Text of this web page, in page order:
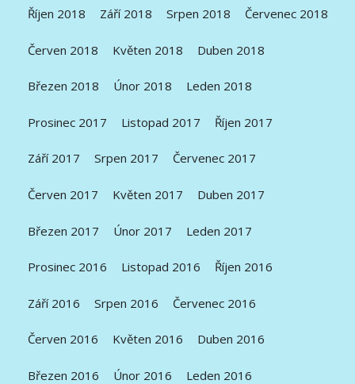
Říjen 2018 Září 2018 Srpen 2018 Červenec 2018
Červen 2018 Květen 2018 Duben 2018
Březen 2018 Únor 2018 Leden 2018
Prosinec 2017 Listopad 2017 Říjen 2017
Září 2017 Srpen 2017 Červenec 2017
Červen 2017 Květen 2017 Duben 2017
Březen 2017 Únor 2017 Leden 2017
Prosinec 2016 Listopad 2016 Říjen 2016
Září 2016 Srpen 2016 Červenec 2016
Červen 2016 Květen 2016 Duben 2016
Březen 2016 Únor 2016 Leden 2016